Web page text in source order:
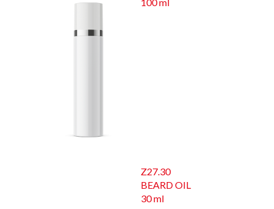
Z27.30
BEARD OIL
30 ml